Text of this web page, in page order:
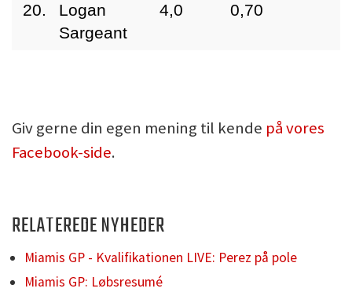
20.
Logan
Sargeant
4,0 0,70
Giv gerne din egen mening til kende på vores
Facebook-side.
RELATEREDE NYHEDER
Miamis GP - Kvalifikationen LIVE: Perez på pole
Miamis GP: Løbsresumé